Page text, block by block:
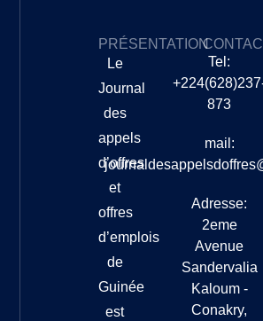
PRÉSENTATION
Le
Journal
des
appels
d’offres
et
offres
d’emplois
de
Guinée
est
Tel:
873
mail:
Adresse:
2eme
Avenue
Sandervalia
Kaloum -
Conakry,